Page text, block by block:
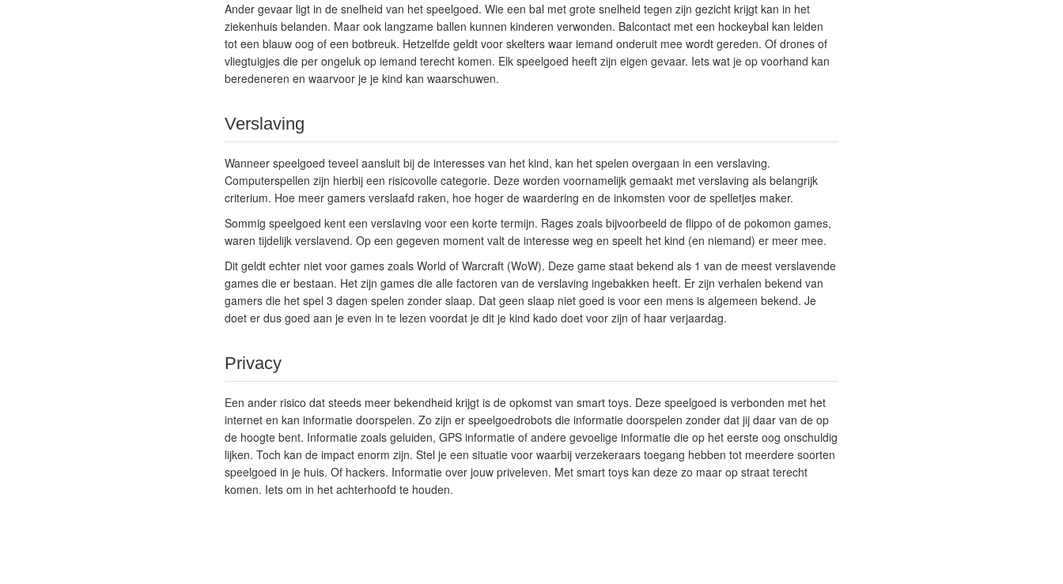
Ander gevaar ligt in de snelheid van het speelgoed. Wie een bal met grote snelheid tegen zijn gezicht krijgt kan in het
ziekenhuis belanden. Maar ook langzame ballen kunnen kinderen verwonden. Balcontact met een hockeybal kan leiden
tot een blauw oog of een botbreuk. Hetzelfde geldt voor skelters waar iemand onderuit mee wordt gereden. Of drones of
vliegtuigjes die per ongeluk op iemand terecht komen. Elk speelgoed heeft zijn eigen gevaar. Iets wat je op voorhand kan
beredeneren en waarvoor je je kind kan waarschuwen.
Verslaving
Wanneer speelgoed teveel aansluit bij de interesses van het kind, kan het spelen overgaan in een verslaving.
Computerspellen zijn hierbij een risicovolle categorie. Deze worden voornamelijk gemaakt met verslaving als belangrijk
criterium. Hoe meer gamers verslaafd raken, hoe hoger de waardering en de inkomsten voor de spelletjes maker.
Sommig speelgoed kent een verslaving voor een korte termijn. Rages zoals bijvoorbeeld de flippo of de pokomon games,
waren tijdelijk verslavend. Op een gegeven moment valt de interesse weg en speelt het kind (en niemand) er meer mee.
Dit geldt echter niet voor games zoals World of Warcraft (WoW). Deze game staat bekend als 1 van de meest verslavende
games die er bestaan. Het zijn games die alle factoren van de verslaving ingebakken heeft. Er zijn verhalen bekend van
gamers die het spel 3 dagen spelen zonder slaap. Dat geen slaap niet goed is voor een mens is algemeen bekend. Je
doet er dus goed aan je even in te lezen voordat je dit je kind kado doet voor zijn of haar verjaardag.
Privacy
Een ander risico dat steeds meer bekendheid krijgt is de opkomst van smart toys. Deze speelgoed is verbonden met het
internet en kan informatie doorspelen. Zo zijn er speelgoedrobots die informatie doorspelen zonder dat jij daar van de op
de hoogte bent. Informatie zoals geluiden, GPS informatie of andere gevoelige informatie die op het eerste oog onschuldig
lijken. Toch kan de impact enorm zijn. Stel je een situatie voor waarbij verzekeraars toegang hebben tot meerdere soorten
speelgoed in je huis. Of hackers. Informatie over jouw priveleven. Met smart toys kan deze zo maar op straat terecht
komen. Iets om in het achterhoofd te houden.